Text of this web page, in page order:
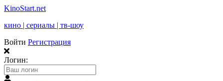
KinoStart.net
кино | сериалы | тв-шоу
Войти Регистрация
Логин: